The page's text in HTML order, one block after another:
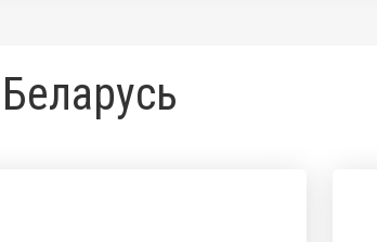
животных
(антибиотики) для